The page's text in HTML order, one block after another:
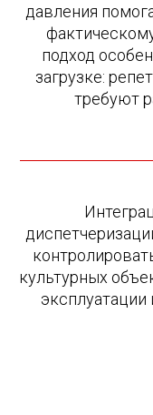
давления
подход
загрузке:
требуют
культурных
эксплуатации